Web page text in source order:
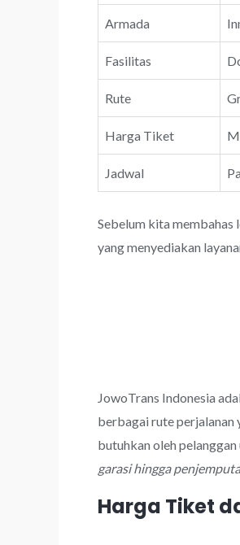
Armada
Fasilitas
Rute
Harga Tiket
Jadwal
Sebelum kita membahas
yang menyediakan
JowoTrans Indonesia
berbagai rute perjalanan
butuhkan oleh
garasi hingga
Harga Tiket